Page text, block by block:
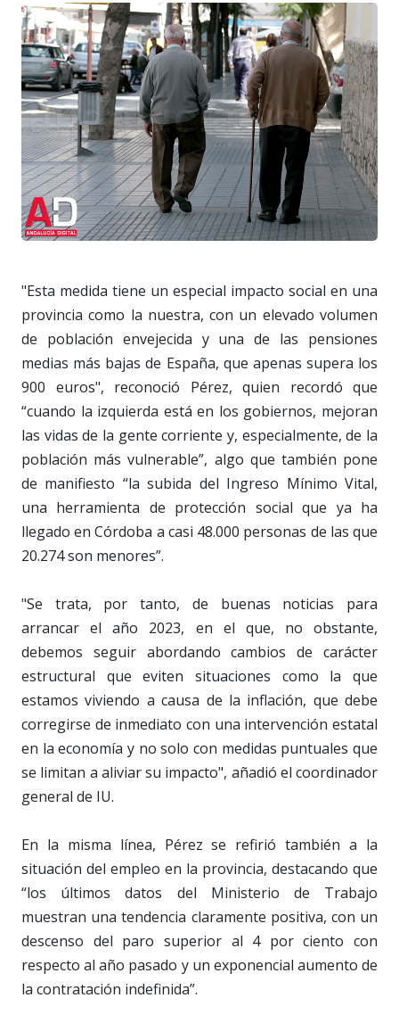
"Esta medida tiene un especial impacto social en una
provincia como la nuestra, con un elevado volumen
de población envejecida y una de las pensiones
medias más bajas de España, que apenas supera los
900 euros", reconoció Pérez, quien recordó que
“cuando la izquierda está en los gobiernos, mejoran
las vidas de la gente corriente y, especialmente, de la
población más vulnerable”, algo que también pone
de manifiesto “la subida del Ingreso Mínimo Vital,
una herramienta de protección social que ya ha
llegado en Córdoba a casi 48.000 personas de las que
20.274 son menores”.
"Se trata, por tanto, de buenas noticias para
arrancar el año 2023, en el que, no obstante,
debemos seguir abordando cambios de carácter
estructural que eviten situaciones como la que
estamos viviendo a causa de la inflación, que debe
corregirse de inmediato con una intervención estatal
en la economía y no solo con medidas puntuales que
se limitan a aliviar su impacto", añadió el coordinador
general de IU.
En la misma línea, Pérez se refirió también a la
situación del empleo en la provincia, destacando que
“los últimos datos del Ministerio de Trabajo
muestran una tendencia claramente positiva, con un
descenso del paro superior al 4 por ciento con
respecto al año pasado y un exponencial aumento de
la contratación indefinida”.